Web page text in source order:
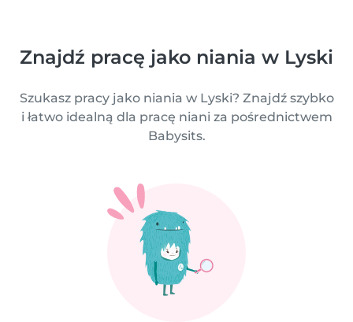
Znajdź pracę jako niania w Lyski
Szukasz pracy jako niania w Lyski? Znajdź szybko
i łatwo idealną dla pracę niani za pośrednictwem
Babysits.